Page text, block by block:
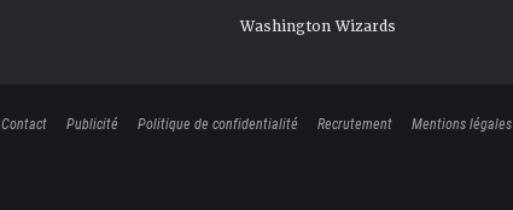
Washington Wizards
Contact Publicité Politique de confidentialité Recrutement Mentions légales